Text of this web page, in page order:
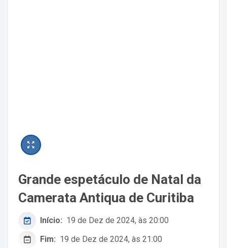
Grande espetáculo de Natal da
Camerata Antiqua de Curitiba
Início: 19 de Dez de 2024, às 20:00
Fim: 19 de Dez de 2024, às 21:00